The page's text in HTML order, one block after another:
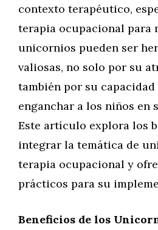
contexto terapéutico,
terapia ocupacional para
unicornios pueden ser
valiosas, no solo por su
también por su
enganchar a los niños en
Este artículo explora los
integrar la temática de
terapia ocupacional y
prácticos para su
Beneficios de los